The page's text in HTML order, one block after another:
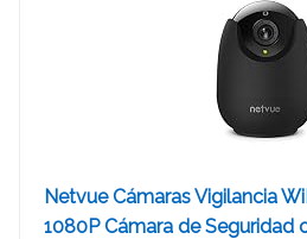
Netvue Cámaras Vigilancia
1080P Cámara de Seguridad